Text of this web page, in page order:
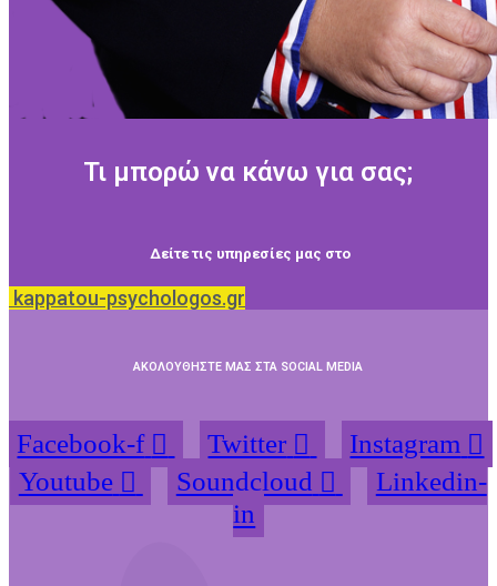
Τι μπορώ να κάνω για σας;
Δείτε τις υπηρεσίες μας στο
kappatou-psychologos.gr
ΑΚΟΛΟΥΘΗΣΤΕ ΜΑΣ ΣΤΑ SOCIAL MEDIA
Facebook-f Twitter
Instagram
Youtube
Soundcloud
Linkedin-
in